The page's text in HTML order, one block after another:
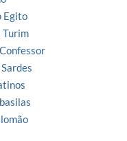
Egito
Turim